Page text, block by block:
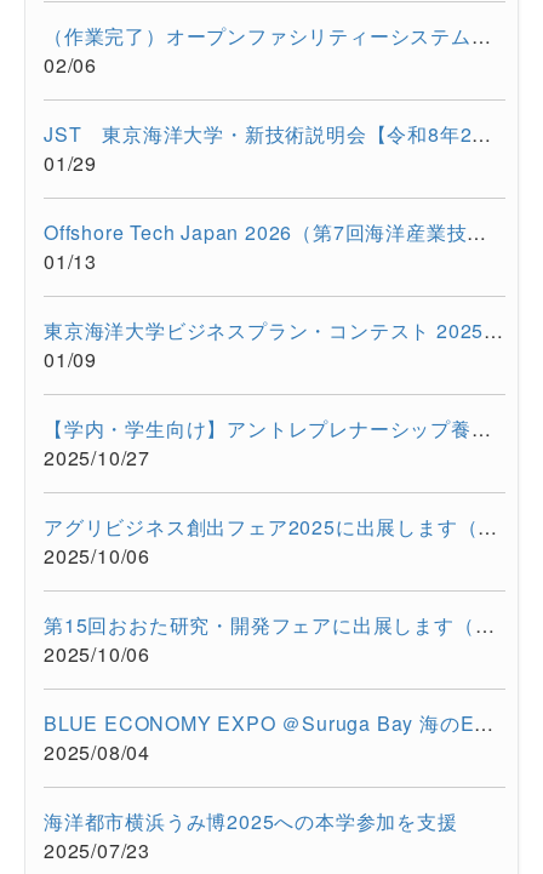
（作業完了）オープンファシリティーシステムの一時停止について...
02/06
JST 東京海洋大学・新技術説明会【令和8年2月17日 オンライン開...
01/29
Offshore Tech Japan 2026（第7回海洋産業技術展） に出展します...
01/13
東京海洋大学ビジネスプラン・コンテスト 2025開催報告
01/09
【学内・学生向け】アントレプレナーシップ養成プログラム ビジ...
2025/10/27
アグリビジネス創出フェア2025に出展します（2025/11/26-11/28）
2025/10/06
第15回おおた研究・開発フェアに出展します（2025/10/30-10/31）
2025/10/06
BLUE ECONOMY EXPO ＠Suruga Bay 海のEXPO（2025/7/28-7/29）に超...
2025/08/04
海洋都市横浜うみ博2025への本学参加を支援
2025/07/23